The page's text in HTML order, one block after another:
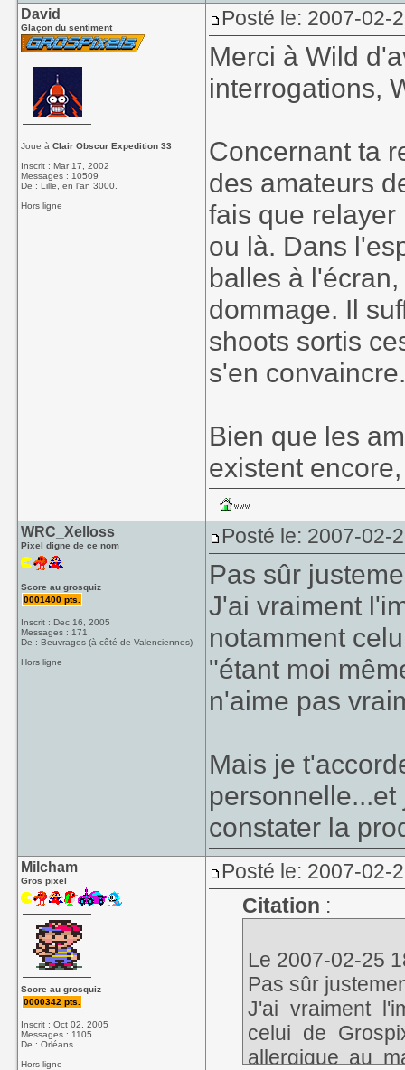
David
Glaçon du sentiment
Joue àClair Obscur Expedition 33
Inscrit : Mar 17, 2002
Messages : 10509
De : Lille, en l'an 3000.
Hors ligne
Posté le: 2007-02-
Merci à Wild
interrogations,
Concernant ta
des amateurs
fais que
ou là. Dans
balles à
dommage. Il
shoots sortis
s'en
Bien que les
existent
WRC_Xelloss
Pixel digne de ce nom
Score au grosquiz
0001400 pts.
Inscrit : Dec 16, 2005
Messages : 171
De : Beuvrages (à côté de Valenciennes)
Hors ligne
Posté le: 2007-02-
Pas sûr
J'ai vraiment
notamment
"étant moi
n'aime pas
Mais je
constater la
Milcham
Gros pixel
Score au grosquiz
0000342 pts.
Inscrit : Oct 02, 2005
Messages : 1105
De : Orléans
Hors ligne
Posté le: 2007-02-
Citation :
Le 2007-02-25
Pas sûr
J'ai vraiment
celui de
allergique au